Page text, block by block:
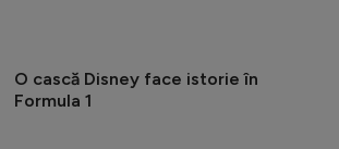
O cască Disney face istorie în
Formula 1